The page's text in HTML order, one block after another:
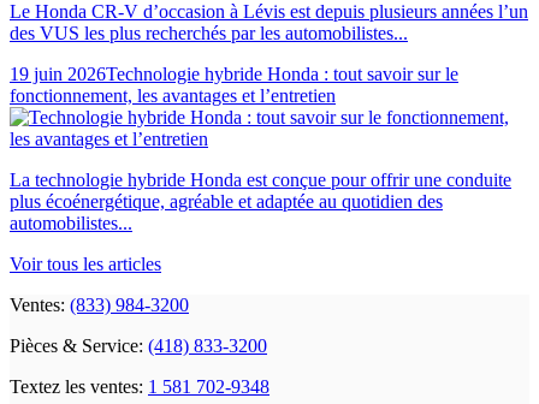
Le Honda CR-V d’occasion à Lévis est depuis plusieurs années l’un
des VUS les plus recherchés par les automobilistes...
19 juin 2026Technologie hybride Honda : tout savoir sur le
fonctionnement, les avantages et l’entretien
La technologie hybride Honda est conçue pour offrir une conduite
plus écoénergétique, agréable et adaptée au quotidien des
automobilistes...
Voir tous les articles
Ventes: (833) 984-3200
Pièces & Service: (418) 833-3200
Textez les ventes: 1 581 702-9348